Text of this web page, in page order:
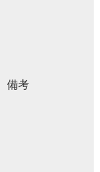
備考